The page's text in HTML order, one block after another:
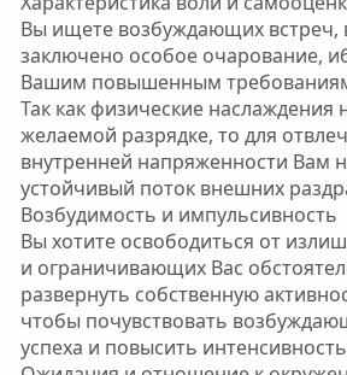
Вы ищете возбуждающих встреч,
заключено особое очарование,
Вашим повышенным
Так как физические наслаждения
желаемой разрядке, то для
внутренней напряженности Вам
устойчивый поток внешних
Возбудимость и импульсивность
Вы хотите освободиться от
и ограничивающих Вас
развернуть собственную
чтобы почувствовать
успеха и повысить